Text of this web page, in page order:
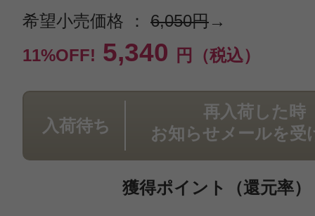
希望小売価格 ： 6,050円→
11%OFF! 5,340 円（税込）
入荷待ち
再入荷した時
お知らせメールを受
獲得ポイント（還元率）